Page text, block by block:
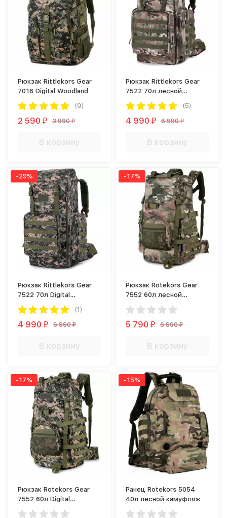
Рюкзак Rittlekors Gear
7016 Digital Woodland
(9)
2 590₽ 3 990₽
В корзину
Рюкзак Rittlekors Gear
7522 70л лесной
камуфляж
(5)
4 990₽ 6 990₽
В корзину
-29%
Рюкзак Rittlekors Gear
7522 70л Digital
Woodland
(1)
4 990₽ 6 990₽
В корзину
-17%
Рюкзак Rotekors Gear
7552 60л лесной
камуфляж
5 790₽ 6 990₽
В корзину
-17%
Рюкзак Rotekors Gear
7552 60л Digital
Woodland
-15%
Ранец Rotekors 5054
40л лесной камуфляж